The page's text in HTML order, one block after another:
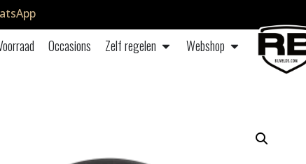
Occasions Zelf regelen Webshop